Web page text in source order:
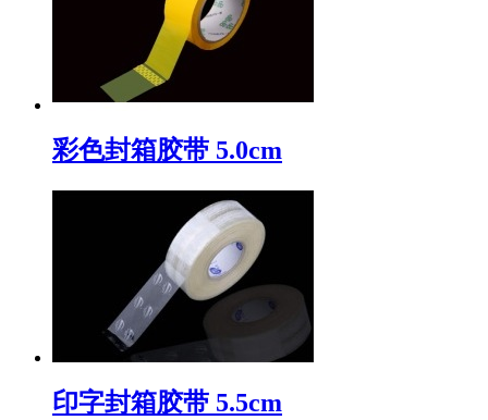
彩色封箱胶带 5.0cm
印字封箱胶带 5.5cm